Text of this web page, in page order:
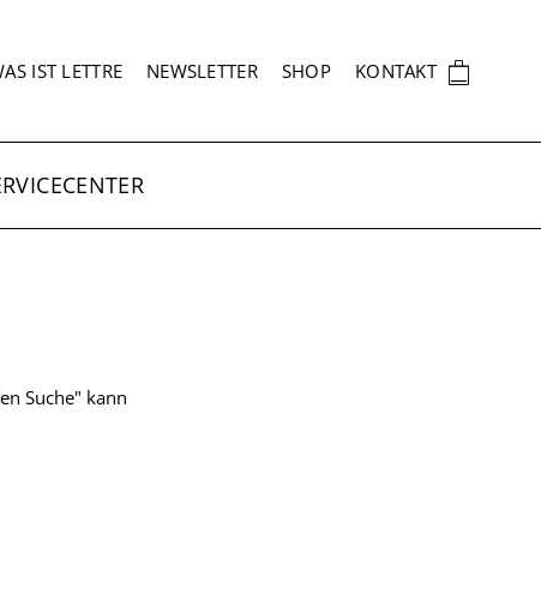
IST LETTRE NEWSLETTER SHOP KONTAKT 🛍
Suche" kann